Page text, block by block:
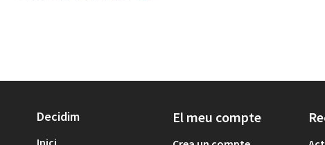
Decidim
Inici
El meu compte